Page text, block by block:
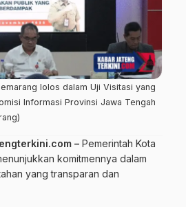
lolos dalam Uji Visitasi yang
Informasi Provinsi Jawa Tengah
– Pemerintah Kota
komitmennya dalam
yang transparan dan